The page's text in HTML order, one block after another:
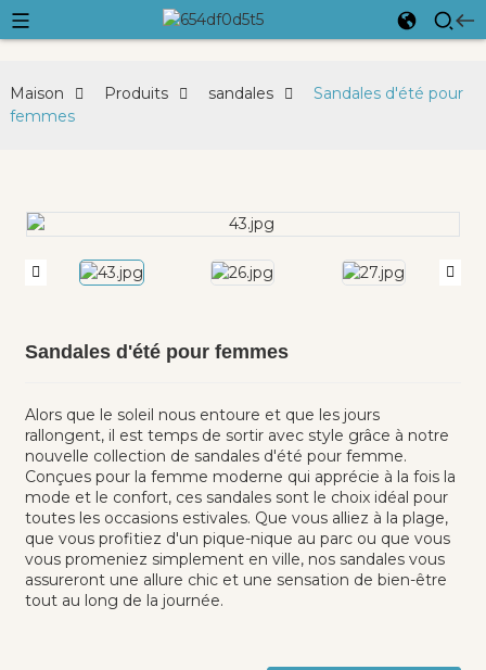
Maison Produits sandales
Sandales d'été pour
femmes
Sandales d'été pour femmes
Alors que le soleil nous entoure et que les jours
rallongent, il est temps de sortir avec style grâce à notre
nouvelle collection de sandales d'été pour femme.
Conçues pour la femme moderne qui apprécie à la fois la
mode et le confort, ces sandales sont le choix idéal pour
toutes les occasions estivales. Que vous alliez à la plage,
que vous profitiez d'un pique-nique au parc ou que vous
vous promeniez simplement en ville, nos sandales vous
assureront une allure chic et une sensation de bien-être
tout au long de la journée.